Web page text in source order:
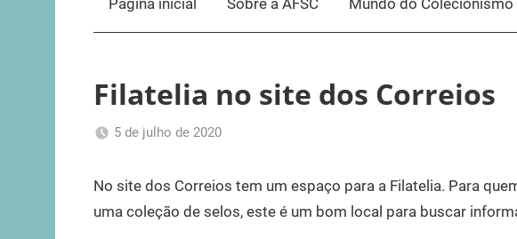
Página inicial Sobre a AFSC Mundo do Colecionismo
Filatelia no site dos Correios
5 de julho de 2020
Trauer
categoria
No site dos Correios tem um espaço para a Filatelia. Para
uma coleção de selos, este é um bom local para buscar